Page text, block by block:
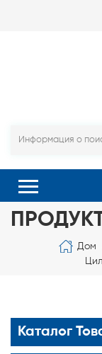
Дом
Каталог